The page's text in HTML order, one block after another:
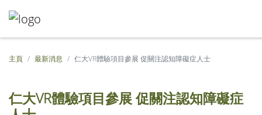
主頁 最新消息 仁大VR體驗項目參展 促關注認知障礙症人士
仁大VR體驗項目參展 促關注認知障礙症